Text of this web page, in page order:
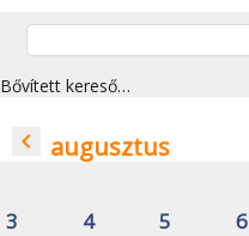
Bővített kereső…
navigate_before augusztus
3
4 5 6